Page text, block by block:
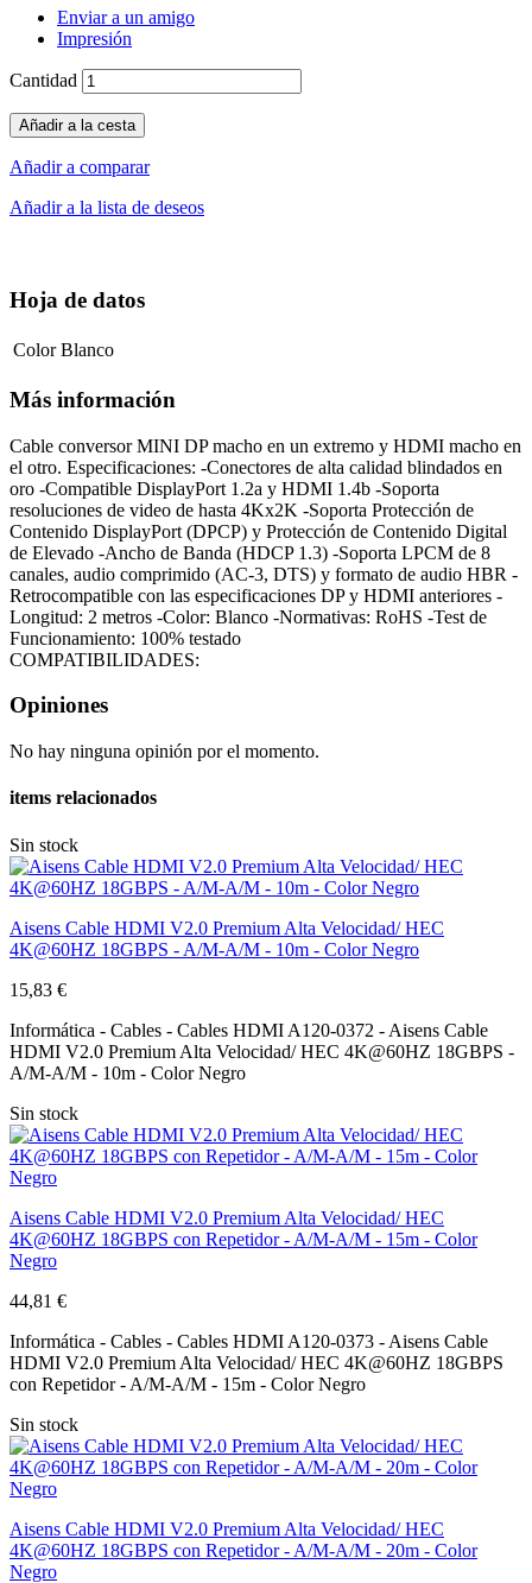
Enviar a un amigo
Impresión
Cantidad
Añadir a la cesta
Añadir a comparar
Añadir a la lista de deseos
Hoja de datos
Color Blanco
Más información
Cable conversor MINI DP macho en un extremo y HDMI macho en
el otro. Especificaciones: -Conectores de alta calidad blindados en
oro -Compatible DisplayPort 1.2a y HDMI 1.4b -Soporta
resoluciones de video de hasta 4Kx2K -Soporta Protección de
Contenido DisplayPort (DPCP) y Protección de Contenido Digital
de Elevado -Ancho de Banda (HDCP 1.3) -Soporta LPCM de 8
canales, audio comprimido (AC-3, DTS) y formato de audio HBR -
Retrocompatible con las especificaciones DP y HDMI anteriores -
Longitud: 2 metros -Color: Blanco -Normativas: RoHS -Test de
Funcionamiento: 100% testado
COMPATIBILIDADES:
Opiniones
No hay ninguna opinión por el momento.
items relacionados
Sin stock
Aisens Cable HDMI V2.0 Premium Alta Velocidad/ HEC
4K@60HZ 18GBPS - A/M-A/M - 10m - Color Negro
15,83 €
Informática - Cables - Cables HDMI A120-0372 - Aisens Cable
HDMI V2.0 Premium Alta Velocidad/ HEC 4K@60HZ 18GBPS -
A/M-A/M - 10m - Color Negro
Sin stock
Aisens Cable HDMI V2.0 Premium Alta Velocidad/ HEC
4K@60HZ 18GBPS con Repetidor - A/M-A/M - 15m - Color
Negro
44,81 €
Informática - Cables - Cables HDMI A120-0373 - Aisens Cable
HDMI V2.0 Premium Alta Velocidad/ HEC 4K@60HZ 18GBPS
con Repetidor - A/M-A/M - 15m - Color Negro
Sin stock
Aisens Cable HDMI V2.0 Premium Alta Velocidad/ HEC
4K@60HZ 18GBPS con Repetidor - A/M-A/M - 20m - Color
Negro